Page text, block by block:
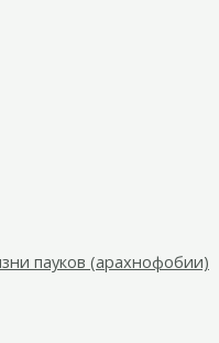
пауков (арахнофобии)